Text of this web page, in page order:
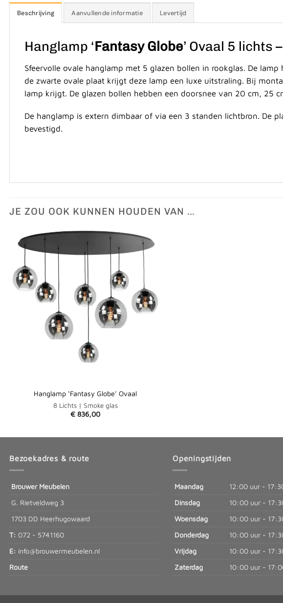
Beschrijving Aanvullende informatie Levertijd
Hanglamp ‘Fantasy Globe’ Ovaal 5 lichts
Sfeervolle ovale hanglamp met 5 glazen bollen in rookglas. De
de zwarte ovale plaat krijgt deze lamp een luxe uitstraling. Bij
lamp krijgt. De glazen bollen hebben een doorsnee van 20 cm, 25
De hanglamp is extern dimbaar of via een 3 standen lichtbron. De
bevestigd.
JE ZOU OOK KUNNEN HOUDEN VAN …
Hanglamp ‘Fantasy Globe’ Ovaal
8 Lichts | Smoke glas
€ 836,00
Bezoekadres & route
Brouwer Meubelen
G. Rietveldweg 3
1703 DD Heerhugowaard
T: 072 - 5741160
E: info@brouwermeubelen.nl
Route
Openingstijden
Maandag
12:00 uur -
Dinsdag
10:00 uur -
Woensdag
10:00 uur -
Donderdag
10:00 uur -
Vrijdag
10:00 uur -
Zaterdag
10:00 uur -